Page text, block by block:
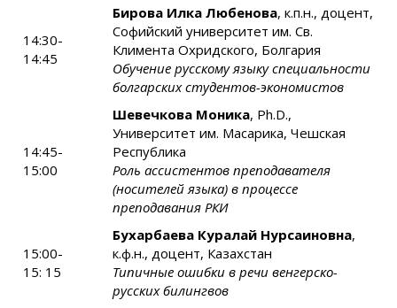
14:30-
14:45
Бирова Илка Любенова, к.п.н., доцент,
Софийский университет им. Св.
Климента Охридского, Болгария
Обучение русскому языку специальности
болгарских студентов-экономистов
14:45-
15:00
Шевечкова Моника, Ph.D.,
Университет им. Масарика, Чешская
Республика
Роль ассистентов преподавателя
(носителей языка) в процессе
преподавания РКИ
15:00-
15: 15
Бухарбаева Куралай Нурсаиновна,
к.ф.н., доцент, Казахстан
Типичные ошибки в речи венгерско-
русских билингвов